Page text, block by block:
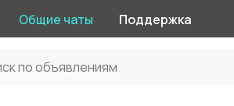
Общие чаты Поддержка